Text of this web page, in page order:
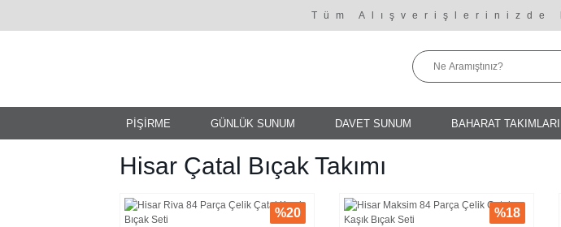
Tüm Alışverişlerinizde
PİŞİRME GÜNLÜK SUNUM DAVET SUNUM BAHARAT TAKIMLARI
Hisar Çatal Bıçak Takımı
%20 %18